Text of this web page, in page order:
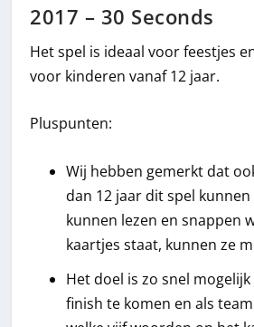
2017 – 30 Seconds
Het spel is ideaal voor feestjes
voor kinderen vanaf 12 jaar.
Pluspunten:
Wij hebben gemerkt dat
dan 12 jaar dit spel kunnen
kunnen lezen en snappen
kaartjes staat, kunnen ze
Het doel is zo snel
finish te komen en als